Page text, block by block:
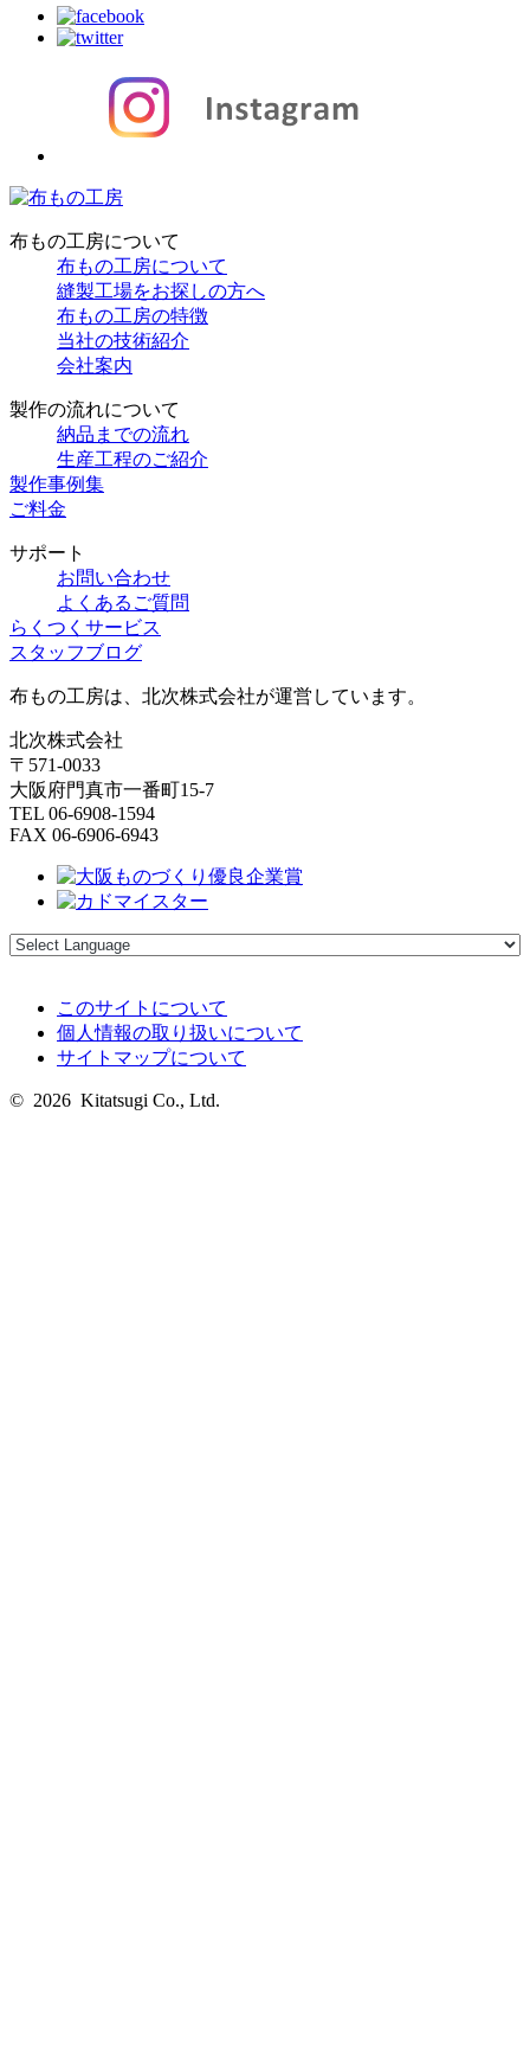
布もの工房について
布もの工房について
縫製工場をお探しの方へ
布もの工房の特徴
当社の技術紹介
会社案内
製作の流れについて
納品までの流れ
生産工程のご紹介
製作事例集
ご料金
サポート
お問い合わせ
よくあるご質問
らくつくサービス
スタッフブログ
布もの工房は、北次株式会社が運営しています。
北次株式会社
〒571-0033
大阪府門真市一番町15-7
TEL 06-6908-1594
FAX 06-6906-6943
このサイトについて
個人情報の取り扱いについて
サイトマップについて
© 2026 Kitatsugi Co., Ltd.